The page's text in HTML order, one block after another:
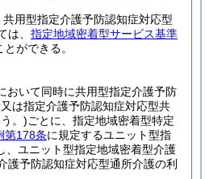
用型指定介護予防認知症対応型
、 指定地域密着型サービス基準
ができる。
おいて同時に共用型指定介護予防
は指定介護予防認知症対応型共
。)ごとに、指定地域密着型特定
第178条に規定するユニット型指
、ユニット型指定地域密着型介護
予防認知症対応型通所介護の利